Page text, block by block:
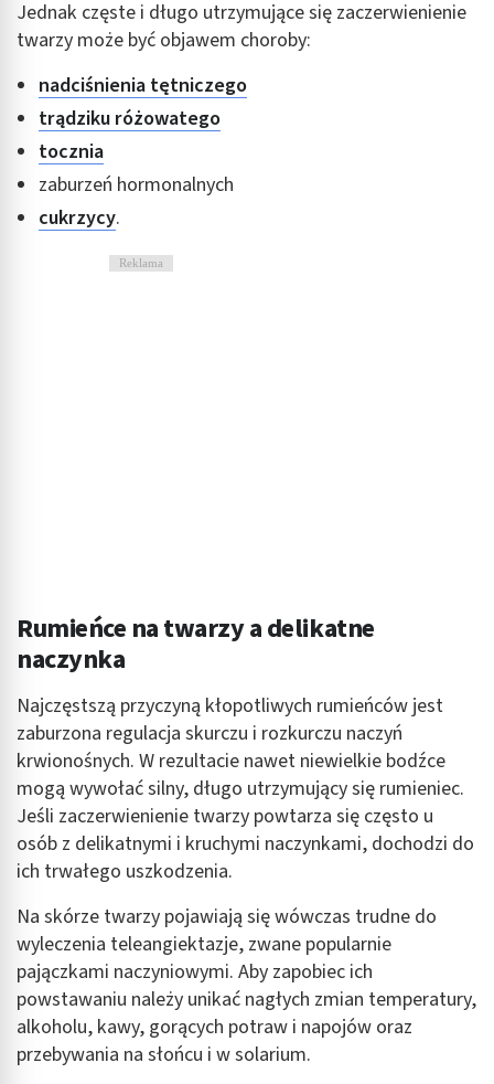
Jednak częste i długo utrzymujące się zaczerwienienie
twarzy może być objawem choroby:
nadciśnienia tętniczego
trądziku różowatego
tocznia
zaburzeń hormonalnych
cukrzycy.
Reklama
Rumieńce na twarzy a delikatne
naczynka
Najczęstszą przyczyną kłopotliwych rumieńców jest
zaburzona regulacja skurczu i rozkurczu naczyń
krwionośnych. W rezultacie nawet niewielkie bodźce
mogą wywołać silny, długo utrzymujący się rumieniec.
Jeśli zaczerwienienie twarzy powtarza się często u
osób z delikatnymi i kruchymi naczynkami, dochodzi do
ich trwałego uszkodzenia.
Na skórze twarzy pojawiają się wówczas trudne do
wyleczenia teleangiektazje, zwane popularnie
pajączkami naczyniowymi. Aby zapobiec ich
powstawaniu należy unikać nagłych zmian temperatury,
alkoholu, kawy, gorących potraw i napojów oraz
przebywania na słońcu i w solarium.